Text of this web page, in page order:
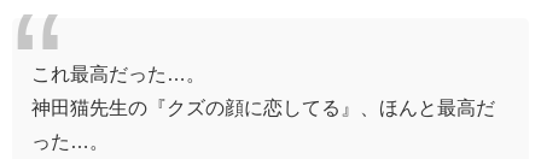
これ最高だった…。
神田猫先生の『クズの顔に恋してる』、ほんと最高だ
った…。